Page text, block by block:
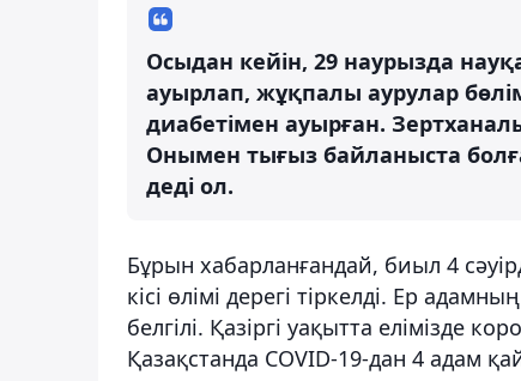
Осыдан кейін, 29 наурызда
ауырлап, жұқпалы аурулар
диабетімен ауырған.
Онымен тығыз байланыста
деді ол.
Бұрын хабарланғандай, биыл 4
кісі өлімі дерегі тіркелді. Ер
белгілі. Қазіргі уақытта елімізде
Қазақстанда COVID-19-дан 4 адам